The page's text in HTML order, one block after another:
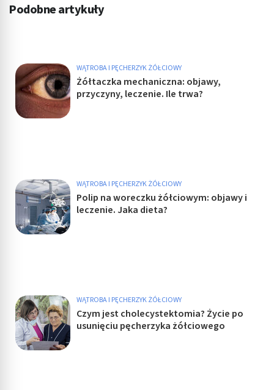
Podobne artykuły
WĄTROBA I PĘCHERZYK ŻÓŁCIOWY
Żółtaczka mechaniczna: objawy,
przyczyny, leczenie. Ile trwa?
WĄTROBA I PĘCHERZYK ŻÓŁCIOWY
Polip na woreczku żółciowym: objawy i
leczenie. Jaka dieta?
WĄTROBA I PĘCHERZYK ŻÓŁCIOWY
Czym jest cholecystektomia? Życie po
usunięciu pęcherzyka żółciowego